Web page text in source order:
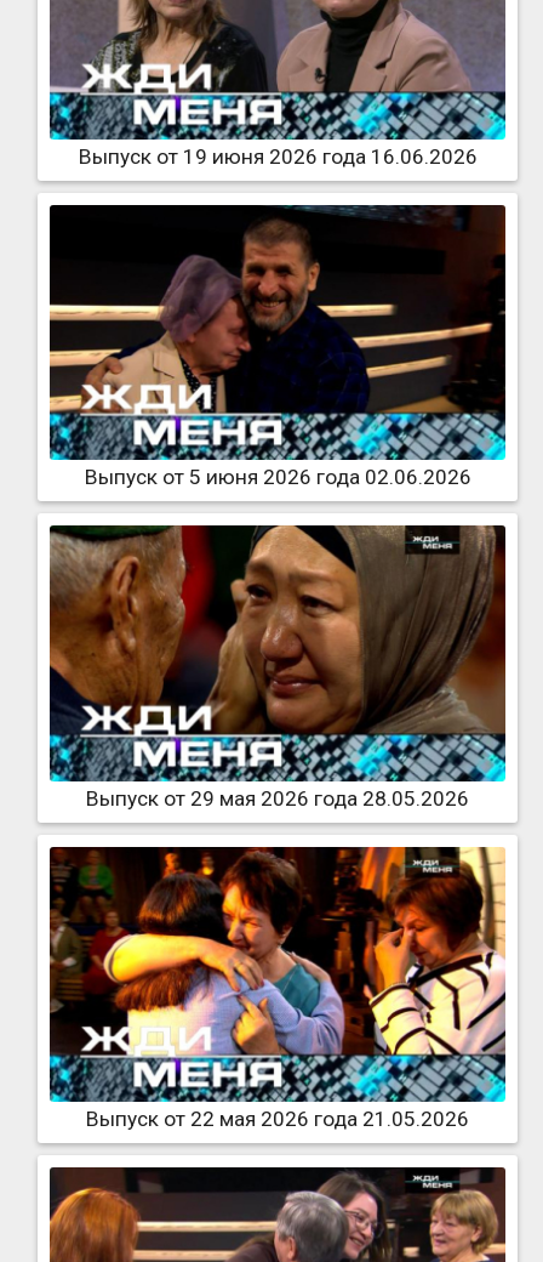
Выпуск от 19 июня 2026 года 16.06.2026
Выпуск от 5 июня 2026 года 02.06.2026
Выпуск от 29 мая 2026 года 28.05.2026
Выпуск от 22 мая 2026 года 21.05.2026